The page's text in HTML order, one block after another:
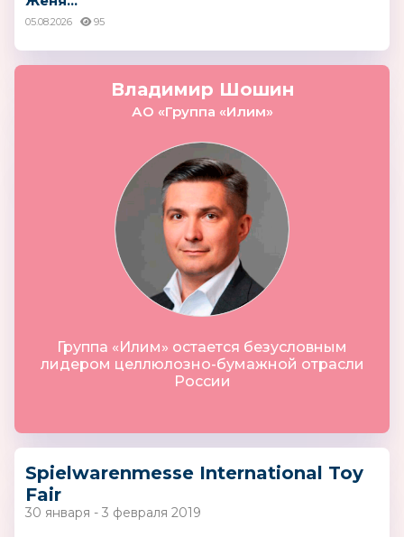
05.08.2026 95
Владимир Шошин
АО «Группа «Илим»
Группа «Илим» остается безусловным
лидером целлюлозно-бумажной отрасли
России
Spielwarenmesse International Toy
Fair
30 января - 3 февраля 2019